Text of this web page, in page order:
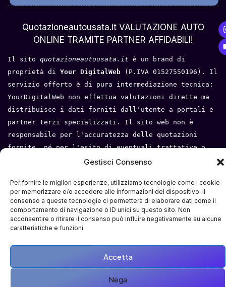
Gestisci Consenso
Per fornire le migliori esperienze, utilizziamo tecnologie come i cookie
per memorizzare e/o accedere alle informazioni del dispositivo. Il
consenso a queste tecnologie ci permetterà di elaborare dati come il
comportamento di navigazione o ID unici su questo sito. Non
acconsentire o ritirare il consenso può influire negativamente su alcune
caratteristiche e funzioni.
Accetta
Nega
Quotazioneautousata.it VALUTAZIONE AUTO
ONLINE TRAMITE PARTNER AFFIDABILI!
Il sito quotazioneautousata.it è un brand di
proprietà di Your DigitalWeb
(P.IVA 01527550196). Il
servizio offerto è di pura intermediazione tecnica:
YourDigitalWeb non effettua valutazioni dirette ma
distribuisce i dati forniti dall'utente a portali e
partner terzi specializzati. Il sito web non è
responsabile per l'accuratezza delle quotazioni
fornite, né per l'esito di eventuali trattative o
compravendite tra l'utente e i terzi. Tutti i loghi
Privacy Policy - Cookie Policy - Condizioni del
servizio - Mappa del sito